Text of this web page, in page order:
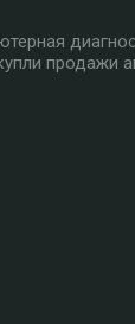
продажи